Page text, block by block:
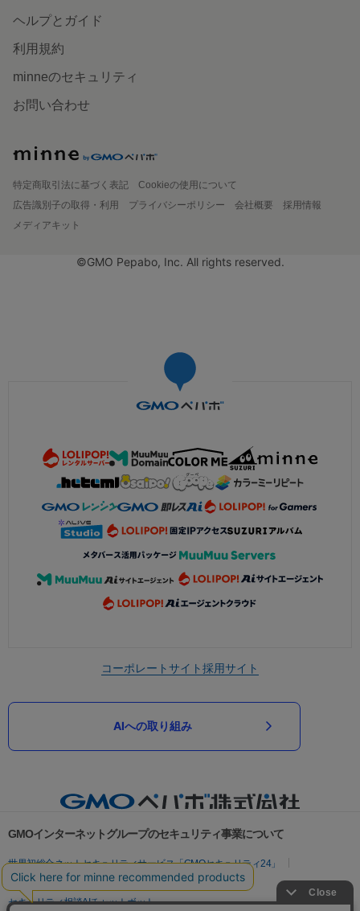
ヘルプとガイド
利用規約
minneのセキュリティ
お問い合わせ
特定商取引法に基づく表記
Cookieの使用について
広告識別子の取得・利用
プライバシーポリシー 会社概要
採用情報
メディアキット
©GMO Pepabo, Inc. All rights reserved.
コーポレートサイト採用サイト
AIへの取り組み
GMOインターネットグループのセキュリティ事業について
世界初総合ネットセキュリティサービス「GMOセキュリティ24」
パスワード漏洩診断
Webサイトリスク診断
セキュリティ相談AIチャットボット